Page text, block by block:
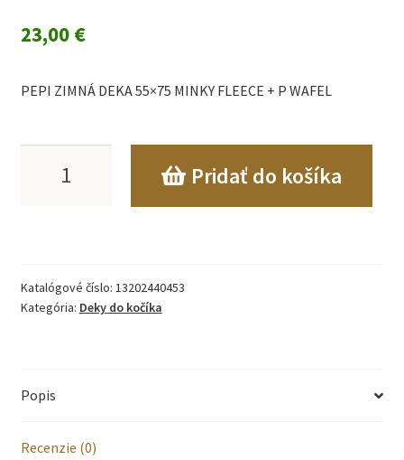
23,00 €
PEPI ZIMNÁ DEKA 55×75 MINKY FLEECE + P WAFEL
55x75
+
Pridať do košíka
Katalógové číslo: 13202440453
Kategória: Deky do kočíka
Popis
Recenzie (0)